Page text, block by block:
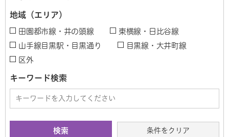
地域（エリア）
田園都市線・井の頭線
東横線・日比谷線
山手線目黒駅・目黒通り
目黒線・大井町線
区外
キーワード検索
条件をクリア